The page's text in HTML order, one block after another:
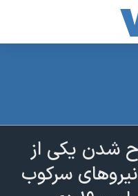
شدن یکی از
سرکوب